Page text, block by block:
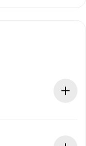
anticipo.